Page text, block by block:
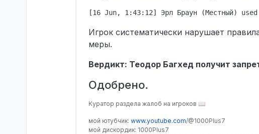
Игрок систематически нарушает
меры.
Вердикт: Теодор Багхед получит
Одобрено.
Куратор раздела жалоб на игроков 📖
мой ютубчик: www.youtube.com/@1000Plus7
мой дискордик: 1000Plus7